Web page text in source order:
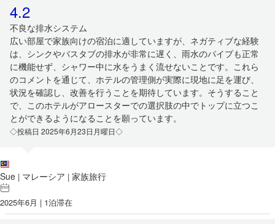
4.2
不良な排水システム
広い部屋で家族向けの宿泊に適していますが、ネガティブな経験
は、シンクやバスタブの排水が非常に遅く、雨水のパイプも正常
に機能せず、シャワー中に水をうまく流せないことです。これら
のコメントを通じて、ホテルの管理側が実際に現地に足を運び、
状況を確認し、改善を行うことを期待しています。そうすること
で、このホテルがアロースターでの選択肢の中でトップに立つこ
とができるようになることを願っています。
◇投稿日 2025年6月23日月曜日◇
Sue | マレーシア | 家族旅行
2025年6月 | 1泊滞在